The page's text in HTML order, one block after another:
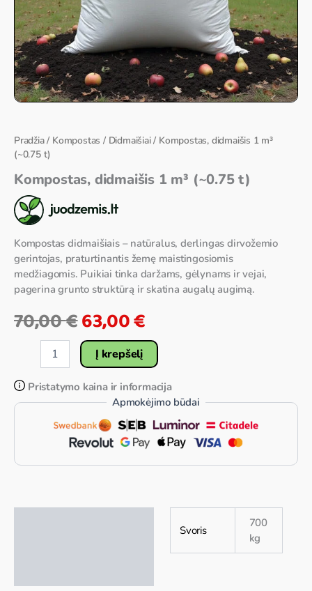
Pradžia/ Kompostas / Didmaišiai/ Kompostas, didmaišis 1 m³
(~0.75 t)
Kompostas, didmaišis 1 m³ (~0.75 t)
Kompostas didmaišiais – natūralus, derlingas dirvožemio
gerintojas, praturtinantis žemę maistingosiomis
medžiagomis. Puikiai tinka daržams, gėlynams ir vejai,
pagerina grunto struktūrą ir skatina augalų augimą.
70,00€63,00€
Į krepšelį
Pristatymo kaina ir informacija
Apmokėjimo būdai
Svoris
700
kg